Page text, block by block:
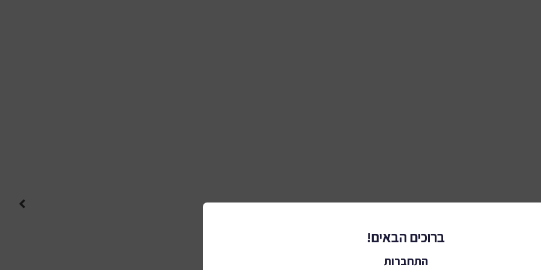
ברוכים הבאים!
התחברות